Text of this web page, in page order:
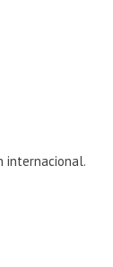
internacional.